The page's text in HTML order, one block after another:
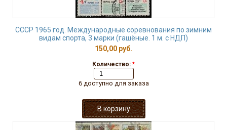
СССР 1965 год. Международные соревнования по зимним
видам спорта, 3 марки (гашёные. 1 м. с НДП)
150,00 руб.
Количество: *
6 доступно для заказа